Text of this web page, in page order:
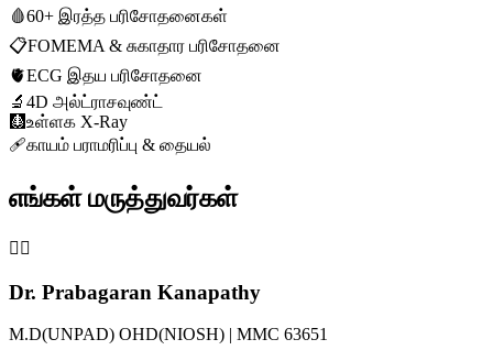
🩸60+ இரத்த பரிசோதனைகள்
📋FOMEMA & சுகாதார பரிசோதனை
🫀ECG இதய பரிசோதனை
🔬 4D அல்ட்ராசவுண்ட்
🩻உள்ளக X-Ray
🩹காயம் பராமரிப்பு & தையல்
எங்கள் மருத்துவர்கள்
👨‍⚕️
Dr. Prabagaran Kanapathy
M.D(UNPAD) OHD(NIOSH) | MMC 63651